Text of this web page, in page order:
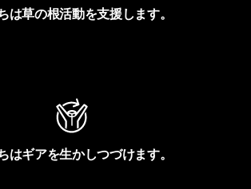
は草の根活動を支援します。
はギアを生かしつづけます。